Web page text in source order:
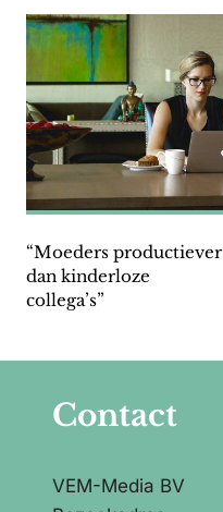
“Moeders productiever
dan kinderloze
collega’s”
Contact
VEM-Media BV